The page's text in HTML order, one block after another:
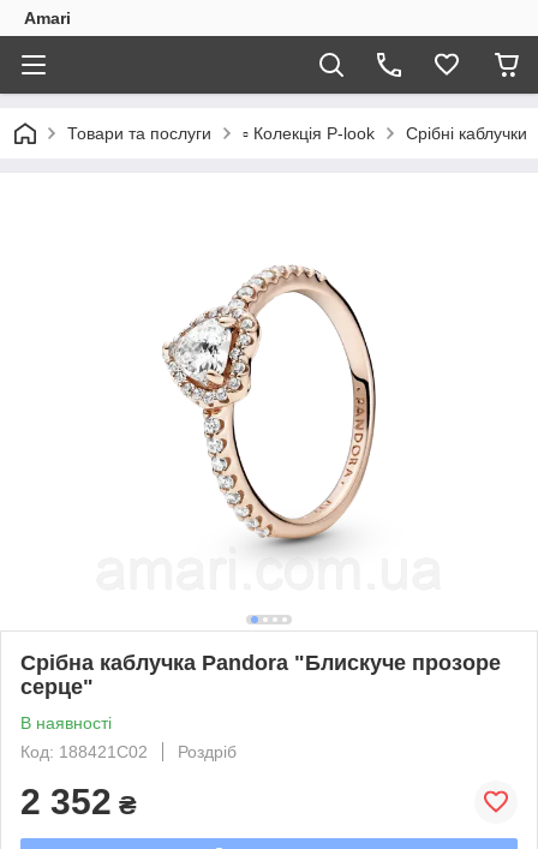
Amari
Товари та послуги ▫️ Колекція P-look Срібні каблучки
Срібна каблучка Pandora "Блискуче прозоре
серце"
В наявності
Код: 188421C02
Роздріб
2 352 ₴